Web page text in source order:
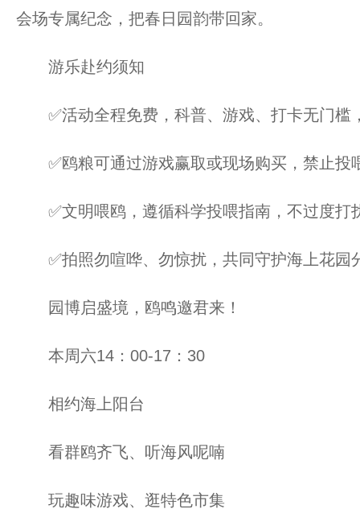
会场专属纪念，把春日园韵带回家。
游乐赴约须知
✅活动全程免费，科普、游戏、打卡无门槛
✅鸥粮可通过游戏赢取或现场购买，禁止投
✅文明喂鸥，遵循科学投喂指南，不过度打
✅拍照勿喧哗、勿惊扰，共同守护海上花园
园博启盛境，鸥鸣邀君来！
本周六14：00-17：30
相约海上阳台
看群鸥齐飞、听海风呢喃
玩趣味游戏、逛特色市集